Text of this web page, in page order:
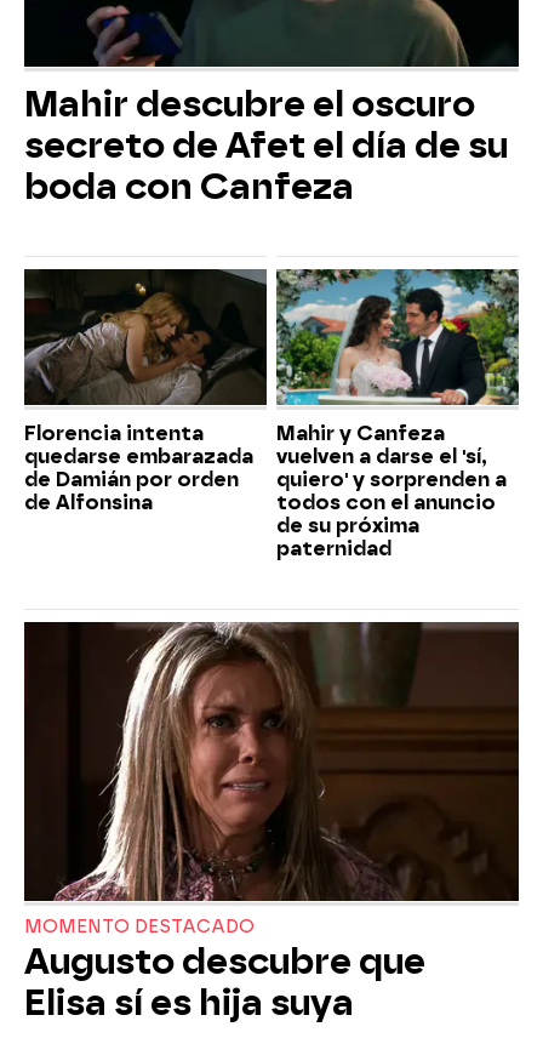
Mahir descubre el oscuro
secreto de Afet el día de su
boda con Canfeza
Florencia intenta
quedarse embarazada
de Damián por orden
de Alfonsina
Mahir y Canfeza
vuelven a darse el 'sí,
quiero' y sorprenden a
todos con el anuncio
de su próxima
paternidad
MOMENTO DESTACADO
Augusto descubre que
Elisa sí es hija suya